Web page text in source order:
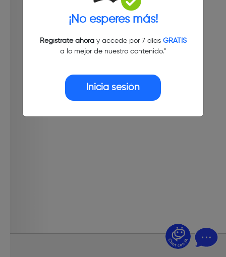
¡No esperes más!
Regístrate ahoray accede por 7 días GRATIS
a lo mejor de nuestro contenido."
Inicia sesión